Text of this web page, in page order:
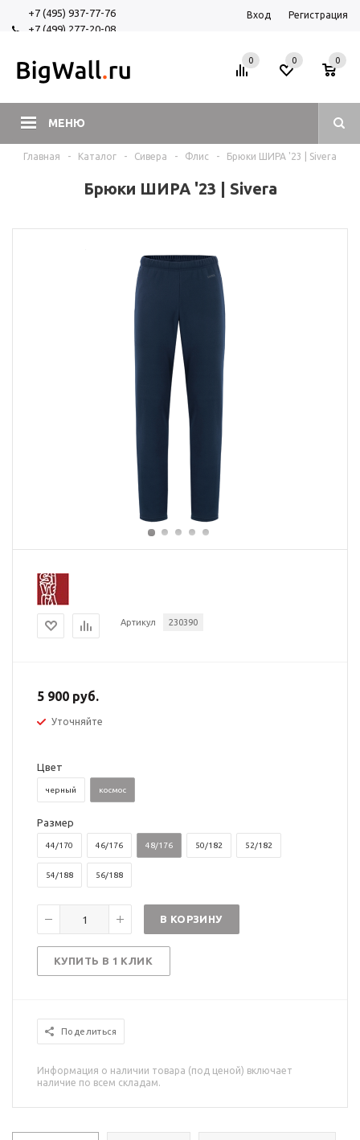
+7 (495) 937-77-76
+7 (499) 277-20-08
Вход Регистрация
МЕНЮ
0 0
0
Главная - Каталог - Сивера - Флис - Брюки ШИРА '23 | Sivera
Брюки ШИРА '23 | Sivera
Артикул 230390
5 900 руб.
Уточняйте
Цвет
черный космос
Размер
44/170 46/176 48/176 50/182 52/182
54/188 56/188
В КОРЗИНУ
КУПИТЬ В 1 КЛИК
Поделиться
Информация о наличии товара (под ценой) включает
наличие по всем складам.